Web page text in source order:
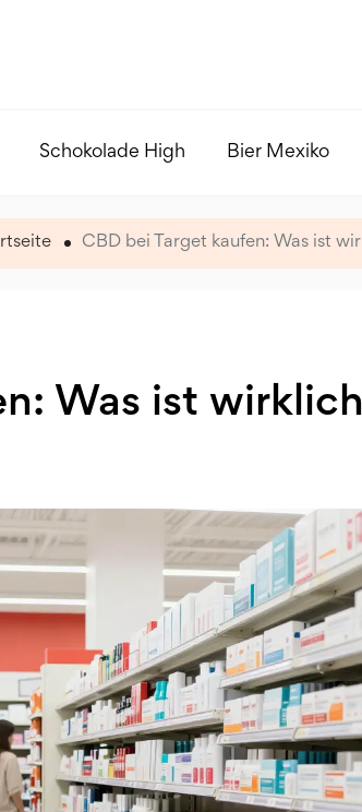
Schokolade High Bier Mexiko
CBD bei Target kaufen: Was ist
Was ist wirklich